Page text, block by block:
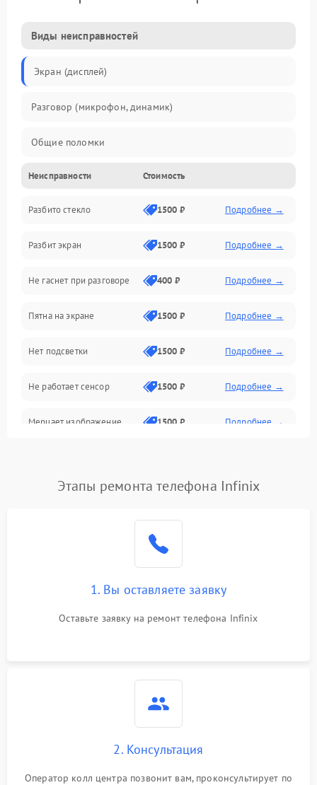
Виды неисправностей
Экран (дисплей)
Разговор (микрофон, динамик)
Общие поломки
Проблемы связи
Камеры
Проблемы с дисплеем и сенсором
Зарядка
Проблемы с питанием, зарядкой и аккумулятором
Проблемы с работой системы, корпусом и другие
Неисправности Стоимость
Разбито стекло 1500 ₽ Подробнее →
Разбит экран 1500 ₽ Подробнее →
Не гаснет при разговоре 400 ₽ Подробнее →
Пятна на экране 1500 ₽ Подробнее →
Нет подсветки 1500 ₽ Подробнее →
Не работает сенсор 1500 ₽ Подробнее →
Мерцает изображение 1500 ₽ Подробнее →
Не работает Face ID 4000 ₽ Подробнее →
Этапы ремонта телефона Infinix
1. Вы оставляете заявку
Оставьте заявку на ремонт телефона Infinix
2. Консультация
Оператор колл центра позвонит вам, проконсультирует по